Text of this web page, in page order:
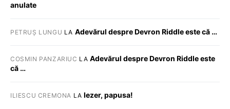
anulate
PETRUȘ LUNGU LA Adevărul despre Devron Riddle este că …
COSMIN PANZARIUC LA Adevărul despre Devron Riddle este
că …
ILIESCU CREMONA LA Iezer, papusa!